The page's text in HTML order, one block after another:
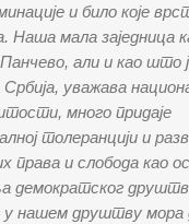
и било које
Наша мала заједница
Панчево, али и као што
уважава
много придаје
толеранцији и
права и слобода као
демократског
у нашем друштву мора